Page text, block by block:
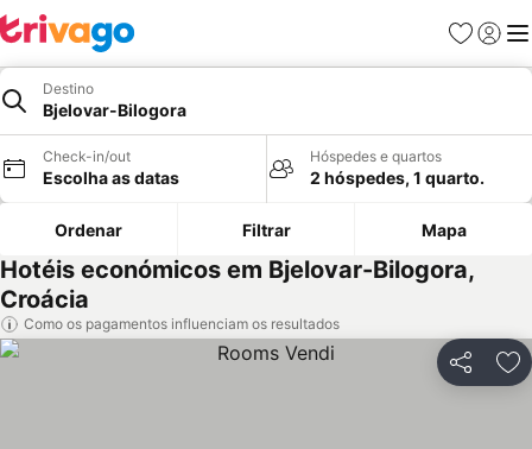
Favoritos
Iniciar
Destino
Bjelovar-Bilogora
Check-in/out
Escolha as datas
Hóspedes e quartos
2 hóspedes, 1 quarto.
Ordenar Filtrar Mapa
Hotéis económicos em Bjelovar-Bilogora,
Croácia
Como os pagamentos influenciam os resultados
Partilhar